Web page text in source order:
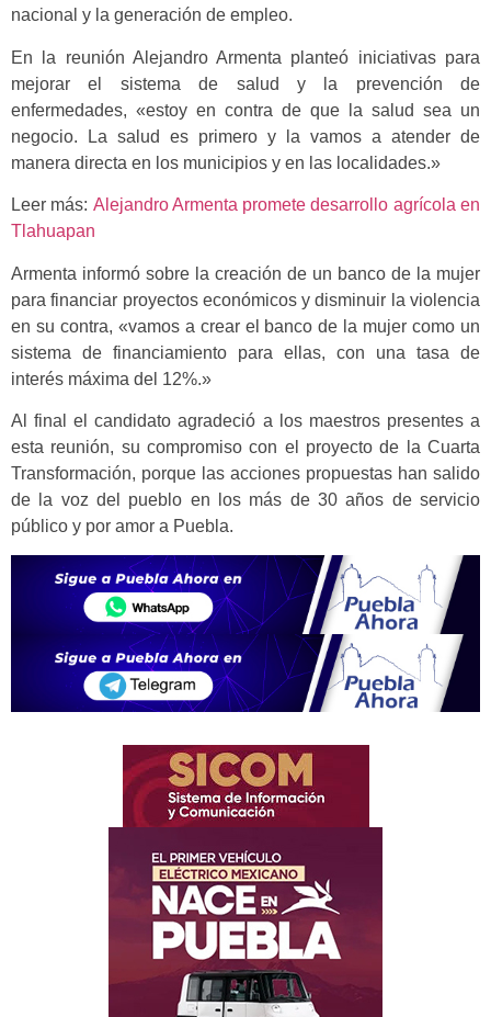
nacional y la generación de empleo.
En la reunión Alejandro Armenta planteó iniciativas para
mejorar el sistema de salud y la prevención de
enfermedades, «estoy en contra de que la salud sea un
negocio. La salud es primero y la vamos a atender de
manera directa en los municipios y en las localidades.»
Leer más: Alejandro Armenta promete desarrollo agrícola en
Tlahuapan
Armenta informó sobre la creación de un banco de la mujer
para financiar proyectos económicos y disminuir la violencia
en su contra, «vamos a crear el banco de la mujer como un
sistema de financiamiento para ellas, con una tasa de
interés máxima del 12%.»
Al final el candidato agradeció a los maestros presentes a
esta reunión, su compromiso con el proyecto de la Cuarta
Transformación, porque las acciones propuestas han salido
de la voz del pueblo en los más de 30 años de servicio
público y por amor a Puebla.